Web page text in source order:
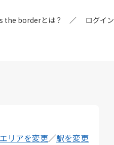
the borderとは？ ログイン
エリアを変更／駅を変更